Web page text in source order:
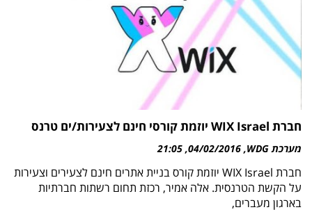
חברת WIX Israel יוזמת קורסי חינם לצעירות/ים טרנס
מערכת WDG 04/02/2016
21:05
חברת WIX Israel יוזמת קורס בניית אתרים חינם לצעירים וצעירות
על הקשת הטרנסית. אלה אמיר, רכזת תחום רשתות חברתיות
בארגון מעברים,